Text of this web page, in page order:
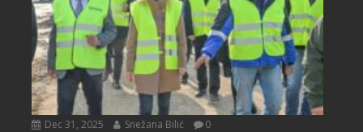
Dec 31, 2025 Snežana Bilić 0